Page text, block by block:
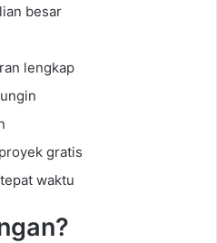
besar
lengkap
gratis
waktu